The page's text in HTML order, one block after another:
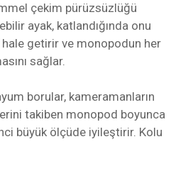
çekim pürüzsüzlüğü
ayak, katlandığında onu
getirir ve monopodun her
sağlar.
borular, kameramanların
takiben monopod boyunca
büyük ölçüde iyileştirir. Kolu